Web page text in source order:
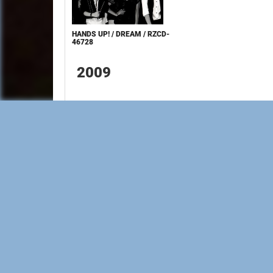
HANDS UP! / DREAM / RZCD-
46728
2009